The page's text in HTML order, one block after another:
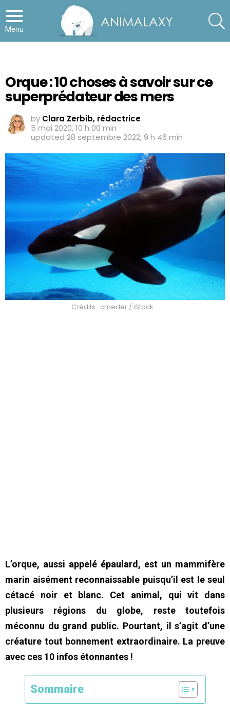
Menu
Orque : 10 choses à savoir sur ce
superprédateur des mers
by Clara Zerbib, rédactrice
5 mai 2020, 10 h 00 min
updated 28 septembre 2022, 9 h 46 min
Crédits : cmeder / iStock
L’orque, aussi appelé épaulard, est un mammifère
marin aisément reconnaissable puisqu’il est le seul
cétacé noir et blanc. Cet animal, qui vit dans
plusieurs régions du globe, reste toutefois
méconnu du grand public. Pourtant, il s’agit d’une
créature tout bonnement extraordinaire. La preuve
avec ces 10 infos étonnantes !
Sommaire